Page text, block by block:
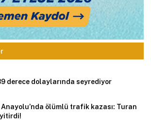
derece dolaylarında seyrediyor
ölümlü trafik kazası: Turan
yitirdi!